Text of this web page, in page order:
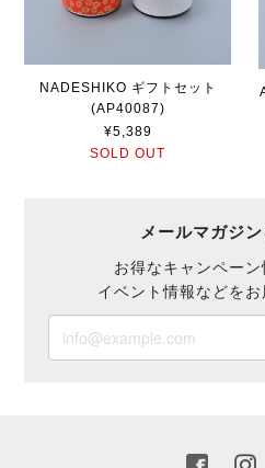
NADESHIKO ギフトセット
(AP40087)
¥5,389
SOLD OUT
メールマガジ
お得なキャンペーン
イベント情報などをお